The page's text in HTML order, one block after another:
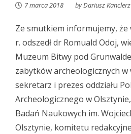
7 marca 2018 byDariusz Kanclerz
Ze smutkiem informujemy, że
r. odszedł dr Romuald Odoj,
Muzeum Bitwy pod
zabytków archeologicznych w
sekretarz i prezes oddziału
Archeologicznego w
Badań Naukowych im.
Olsztynie, komitetu